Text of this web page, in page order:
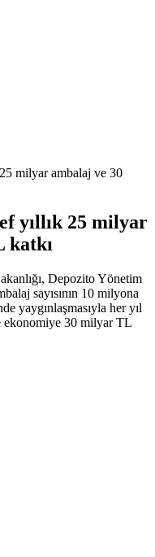
milyar ambalaj ve 30
yıllık 25 milyar
katkı
Depozito Yönetim
sayısının 10 milyona
yaygınlaşmasıyla her yıl
ekonomiye 30 milyar TL